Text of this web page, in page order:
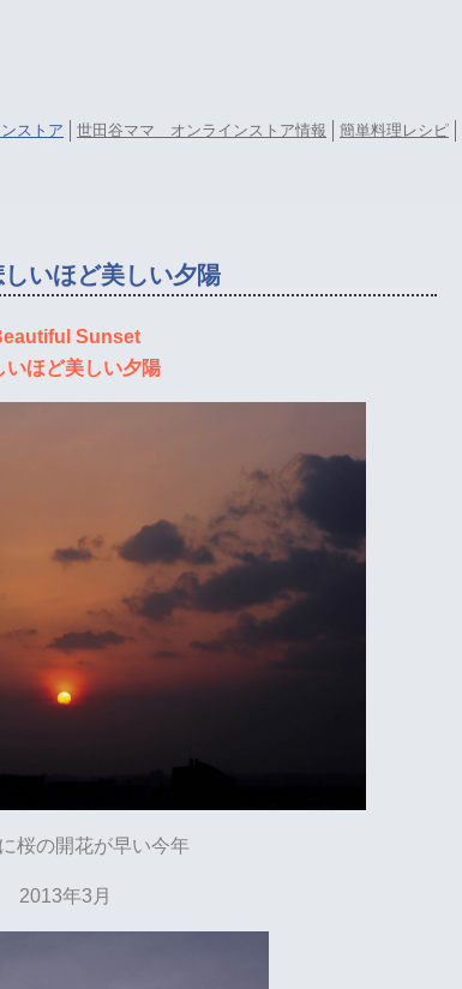
ストア 世田谷ママ オンラインストア情報 簡単料理レシピ
いほど美しい夕陽
Sunset
いほど美しい夕陽
桜の開花が早い今年
2013年3月